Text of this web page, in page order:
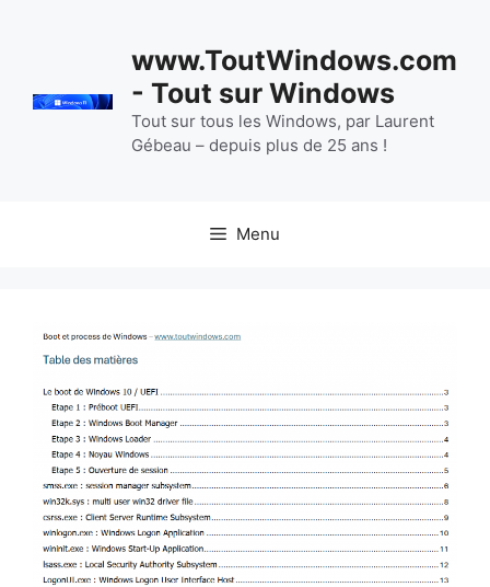
www.ToutWindows.com
- Tout sur Windows
Tout sur tous les Windows, par Laurent
Gébeau – depuis plus de 25 ans !
Menu